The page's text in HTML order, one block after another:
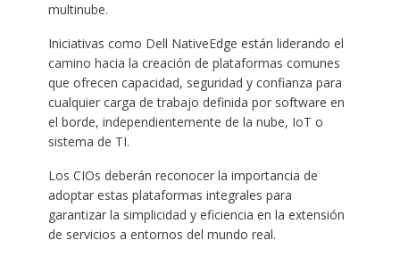
multinube.
Iniciativas como Dell NativeEdge están liderando el
camino hacia la creación de plataformas comunes
que ofrecen capacidad, seguridad y confianza para
cualquier carga de trabajo definida por software en
el borde, independientemente de la nube, IoT o
sistema de TI.
Los CIOs deberán reconocer la importancia de
adoptar estas plataformas integrales para
garantizar la simplicidad y eficiencia en la extensión
de servicios a entornos del mundo real.